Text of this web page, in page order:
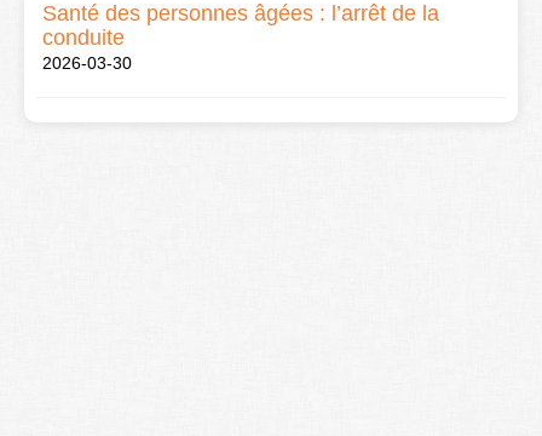
Santé des personnes âgées : l’arrêt de la
conduite
2026-03-30